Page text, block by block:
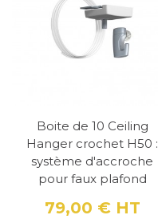
Boite de 10 Ceiling
Hanger crochet H50 :
système d'accroche
pour faux plafond
Prix
79,00 € HT